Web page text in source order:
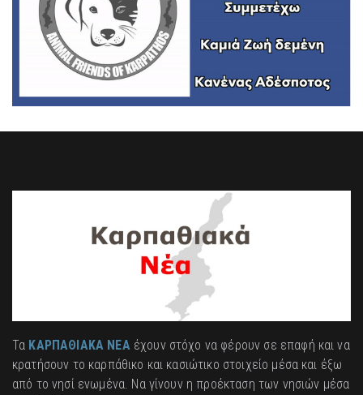
Τα ΚΑΡΠΑΘΙΑΚΑ ΝΕΑέχουν στόχο να φέρουν σε επαφή και να
κρατήσουν το καρπάθικο και κασιώτικο στοιχείο μέσα και έξω
από το νησί ενωμένα. Να γίνουν η προέκταση των νησιών μέσα